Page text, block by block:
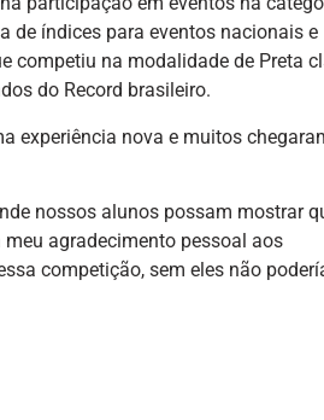
de índices para eventos nacionais e
competiu na modalidade de Preta
do Record brasileiro.
experiência nova e muitos
nossos alunos possam mostrar
agradecimento pessoal aos
competição, sem eles não